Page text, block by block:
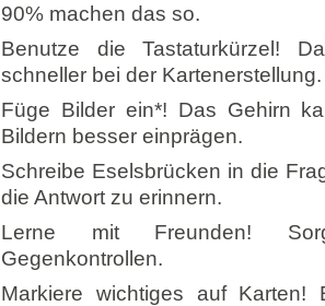
90% machen das so.
Benutze die Tastaturkürzel!
schneller bei der Kartenerstellung.
Füge Bilder ein*! Das Gehirn
Bildern besser einprägen.
Schreibe Eselsbrücken in die
die Antwort zu erinnern.
Lerne mit Freunden!
Gegenkontrollen.
Markiere wichtiges auf Karten!